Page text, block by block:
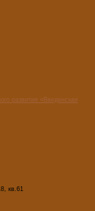
развития «Введенская
кв.61